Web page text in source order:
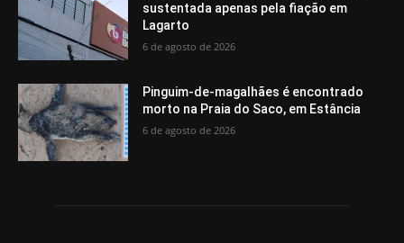
sustentada apenas pela fiação em
Lagarto
6 de agosto de 2026
Pinguim-de-magalhães é encontrado
morto na Praia do Saco, em Estância
6 de agosto de 2026